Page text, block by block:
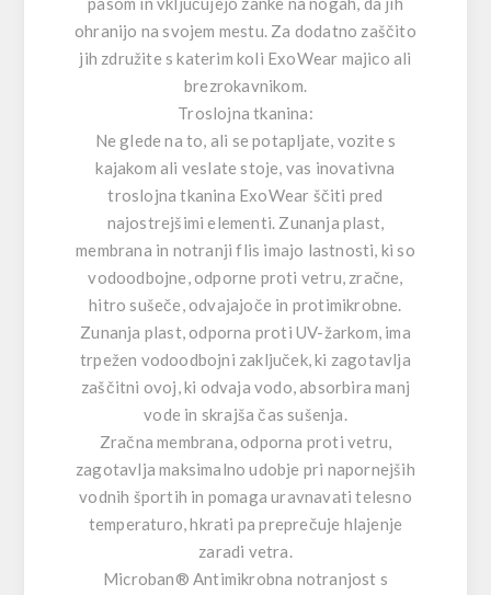
ohranijo na svojem mestu. Za dodatno zaščito
jih združite s katerim koli ExoWear majico ali
brezrokavnikom.
Troslojna tkanina:
Ne glede na to, ali se potapljate, vozite s
kajakom ali veslate stoje, vas inovativna
troslojna tkanina ExoWear ščiti pred
najostrejšimi elementi. Zunanja plast,
membrana in notranji flis imajo lastnosti, ki so
vodoodbojne, odporne proti vetru, zračne,
hitro sušeče, odvajajoče in protimikrobne.
Zunanja plast, odporna proti UV-žarkom, ima
trpežen vodoodbojni zaključek, ki zagotavlja
zaščitni ovoj, ki odvaja vodo, absorbira manj
vode in skrajša čas sušenja.
Zračna membrana, odporna proti vetru,
zagotavlja maksimalno udobje pri napornejših
vodnih športih in pomaga uravnavati telesno
temperaturo, hkrati pa preprečuje hlajenje
zaradi vetra.
Microban® Antimikrobna notranjost s